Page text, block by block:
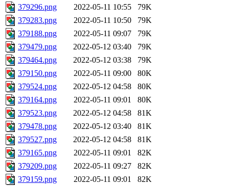
379296.png
2022-05-11 10:55
79K
379283.png
2022-05-11 10:50
79K
379188.png
2022-05-11 09:07
79K
379479.png
2022-05-12 03:40
79K
379464.png
2022-05-12 03:38
79K
379150.png
2022-05-11 09:00
80K
379524.png
2022-05-12 04:58
80K
379164.png
2022-05-11 09:01
80K
379523.png
2022-05-12 04:58
81K
379478.png
2022-05-12 03:40
81K
379527.png
2022-05-12 04:58
81K
379165.png
2022-05-11 09:01
82K
379209.png
2022-05-11 09:27
82K
379159.png
2022-05-11 09:01
82K